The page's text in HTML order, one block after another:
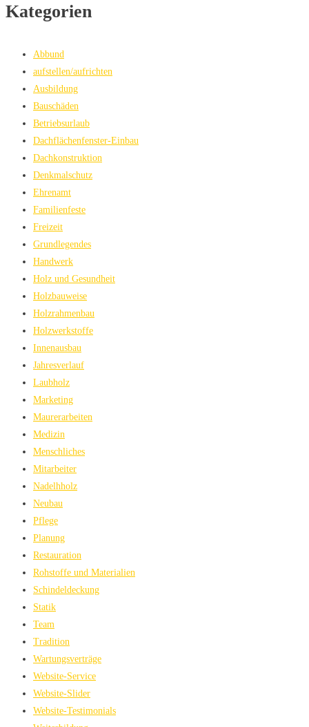
Kategorien
Abbund
aufstellen/aufrichten
Ausbildung
Bauschäden
Betriebsurlaub
Dachflächenfenster-Einbau
Dachkonstruktion
Denkmalschutz
Ehrenamt
Familienfeste
Freizeit
Grundlegendes
Handwerk
Holz und Gesundheit
Holzbauweise
Holzrahmenbau
Holzwerkstoffe
Innenausbau
Jahresverlauf
Laubholz
Marketing
Maurerarbeiten
Medizin
Menschliches
Mitarbeiter
Nadelhholz
Neubau
Pflege
Planung
Restauration
Rohstoffe und Materialien
Schindeldeckung
Statik
Team
Tradition
Wartungsverträge
Website-Service
Website-Slider
Website-Testimonials